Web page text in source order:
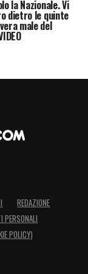
la Nazionale. Vi
dietro le quinte
male del
REDAZIONE
PERSONALI
POLICY)